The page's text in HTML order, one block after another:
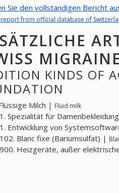
Sie den vollständigen Bericht
from official database of
KINDS OF
Milch | Fluid milk
Spezialität für
Entwicklung von
Blanc fixe (Bariumsulfat) |
Heizgeräte, außer